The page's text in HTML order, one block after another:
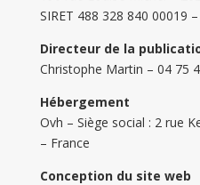
SIRET 488 328 840 00019
Directeur de la
Christophe Martin – 04 75
Hébergement
Ovh – Siège social : 2 rue
– France
Conception du site web